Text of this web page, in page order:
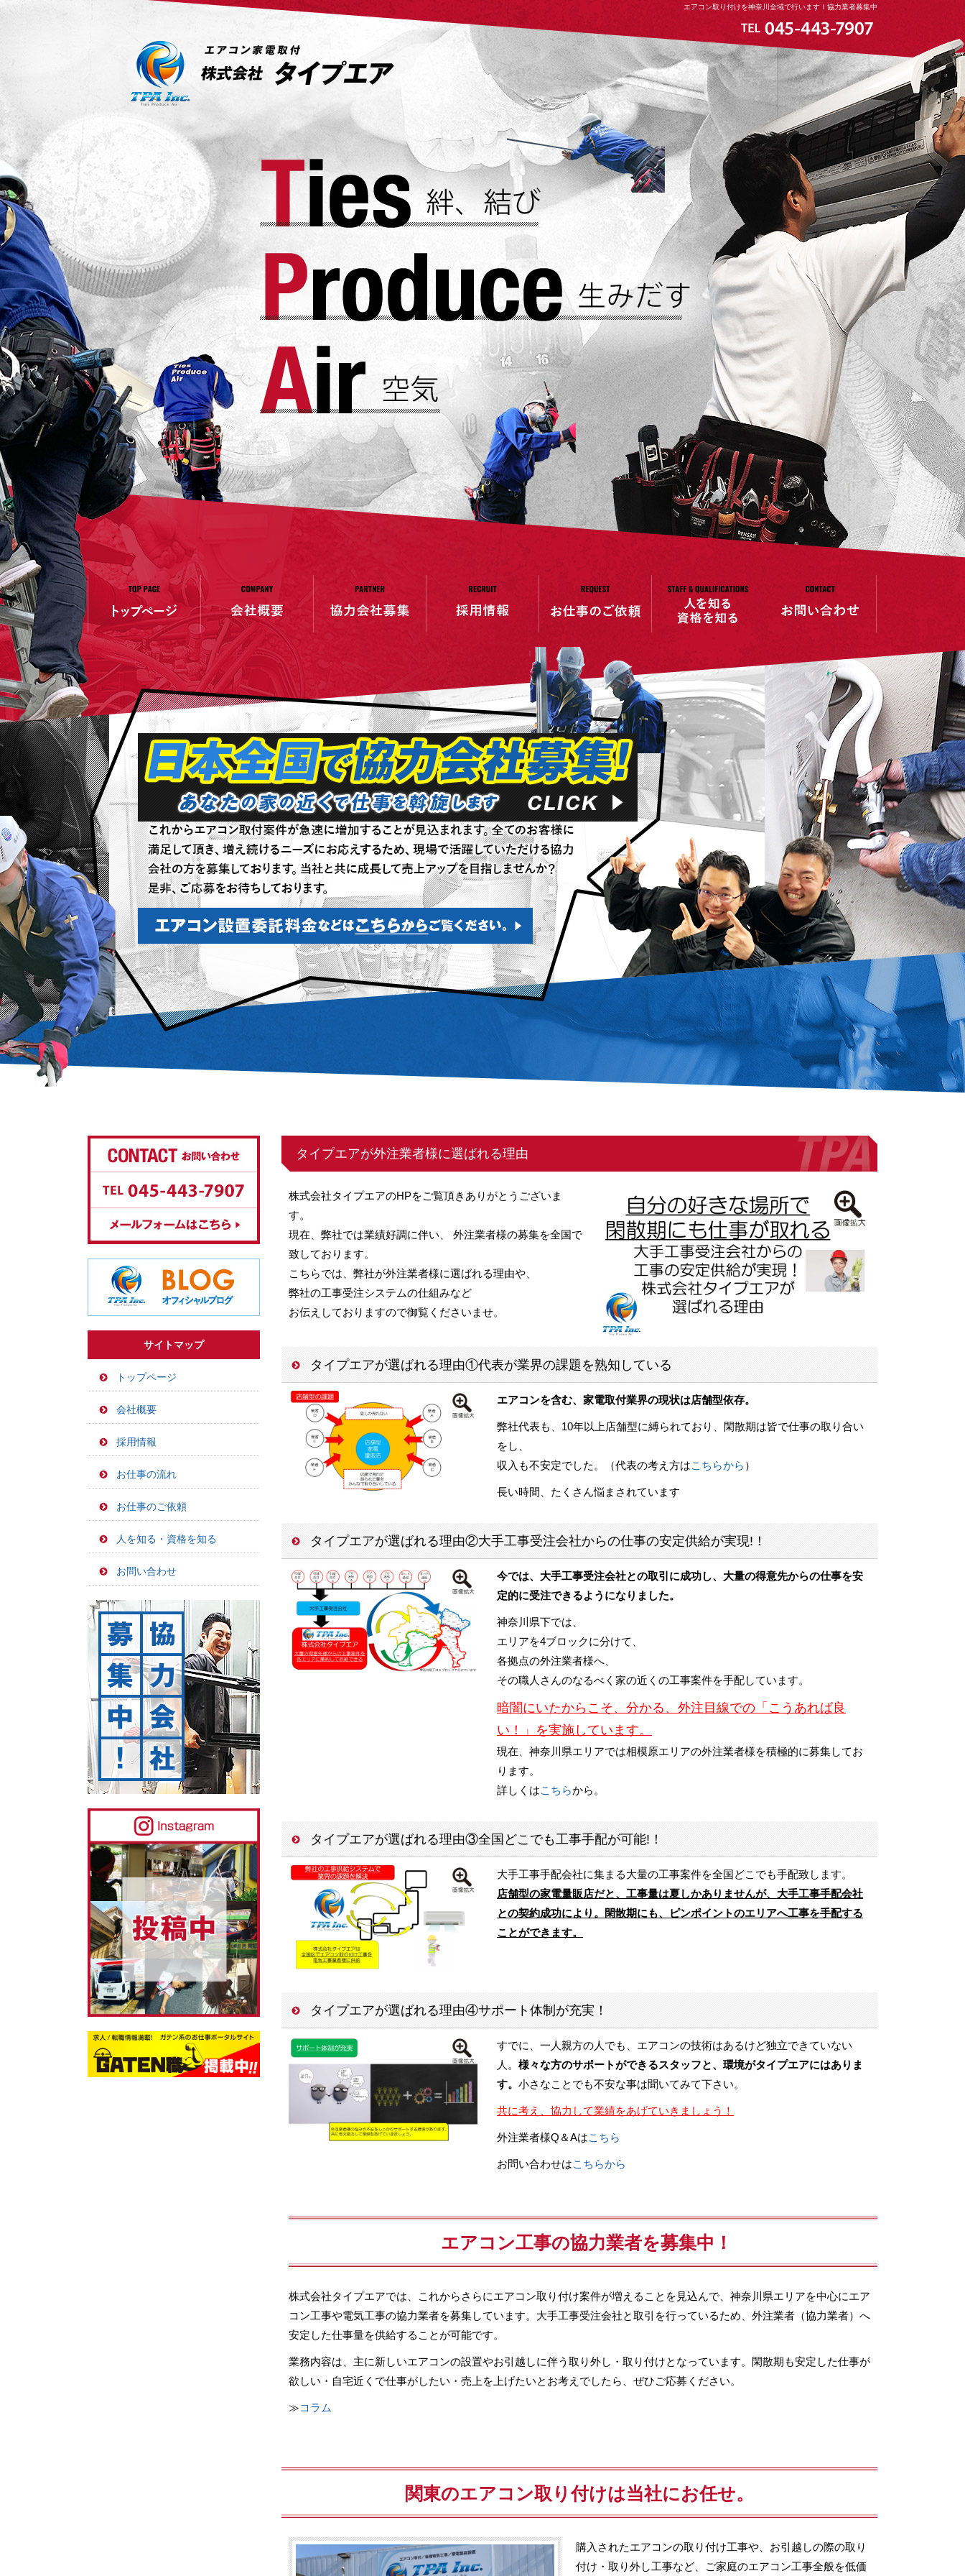
エアコン取り付けを神奈川全域で行いますｌ協力業者募集中
サイトマップ
トップページ
会社概要
採用情報
お仕事の流れ
お仕事のご依頼
人を知る・資格を知る
お問い合わせ
タイプエアが外注業者様に選ばれる理由
株式会社タイプエアのHPをご覧頂きありがとうございま
す。
現在、弊社では業績好調に伴い、 外注業者様の募集を全国で
致しております。
こちらでは、弊社が外注業者様に選ばれる理由や、
弊社の工事受注システムの仕組みなど
お伝えしておりますので御覧くださいませ。
タイプエアが選ばれる理由①代表が業界の課題を熟知している
エアコンを含む、家電取付業界の現状は店舗型依存。
弊社代表も、10年以上店舗型に縛られており、閑散期は皆で仕事の取り合い
をし、
収入も不安定でした。（代表の考え方はこちらから ）
長い時間、たくさん悩まされています
タイプエアが選ばれる理由②大手工事受注会社からの仕事の安定供給が実現!！
今では、大手工事受注会社との取引に成功し、 大量の得意先からの仕事を安
定的に受注できるようになりました。
神奈川県下では、
エリアを4ブロックに分けて、
各拠点の外注業者様へ、
その職人さんのなるべく家の近くの工事案件を手配しています。
暗闇にいたからこそ、分かる、外注目線での「こうあれば良
い！」を実施しています。
現在、神奈川県エリアでは相模原エリアの外注業者様を積極的に募集してお
ります。
詳しくはこちらから。
タイプエアが選ばれる理由③全国どこでも工事手配が可能!！
大手工事手配会社に集まる大量の工事案件を全国どこでも手配致します。
店舗型の家電量販店だと、工事量は夏しかありませんが、大手工事手配会社
との契約成功により。閑散期にも、ピンポイントのエリアへ工事を手配する
ことができます。
タイプエアが選ばれる理由④サポート体制が充実！
すでに、一人親方の人でも、エアコンの技術はあるけど独立できていない
人。 様々な方のサポートができるスタッフと、環境がタイプエアにはありま
す。 小さなことでも不安な事は聞いてみて下さい。
共に考え、協力して業績をあげていきましょう！
外注業者様Q＆Aはこちら
お問い合わせはこちらから
エアコン工事の協力業者を募集中！
株式会社タイプエアでは、これからさらにエアコン取り付け案件が増えることを見込んで、神奈川県エリアを中心にエア
コン工事や電気工事の協力業者を募集しています。大手工事受注会社と取引を行っているため、外注業者（協力業者）へ
安定した仕事量を供給することが可能です。
業務内容は、主に新しいエアコンの設置やお引越しに伴う取り外し・取り付けとなっています。閑散期も安定した仕事が
欲しい・自宅近くで仕事がしたい・売上を上げたいとお考えでしたら、ぜひご応募ください。
≫コラム
関東のエアコン取り付けは当社にお任せ。
購入されたエアコンの取り付け工事や、お引越しの際の取り
付け・取り外し工事など、ご家庭のエアコン工事全般を低価